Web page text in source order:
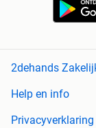
2dehands
Help en info
Privacyverklaring